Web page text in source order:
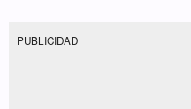
PUBLICIDAD